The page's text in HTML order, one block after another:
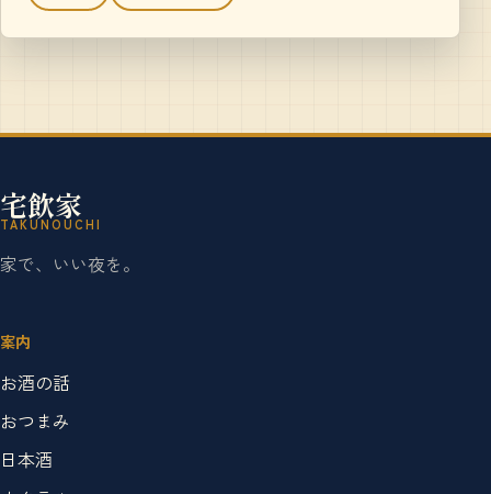
宅飲家
TAKUNOUCHI
家で、いい夜を。
案内
お酒の話
おつまみ
日本酒